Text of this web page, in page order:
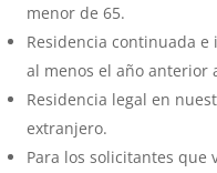
menor de 65.
Residencia continuada
al menos el año anterior
Residencia legal en
extranjero.
Para los solicitantes que